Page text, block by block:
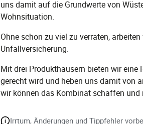
uns damit auf die Grundwerte von
Wohnsituation.
Ohne schon zu viel zu verraten,
Unfallversicherung.
Mit drei Produkthäusern bieten wir
gerecht wird und heben uns damit von
wir können das Kombinat schaffen
Irrtum, Änderungen und Tippfehler